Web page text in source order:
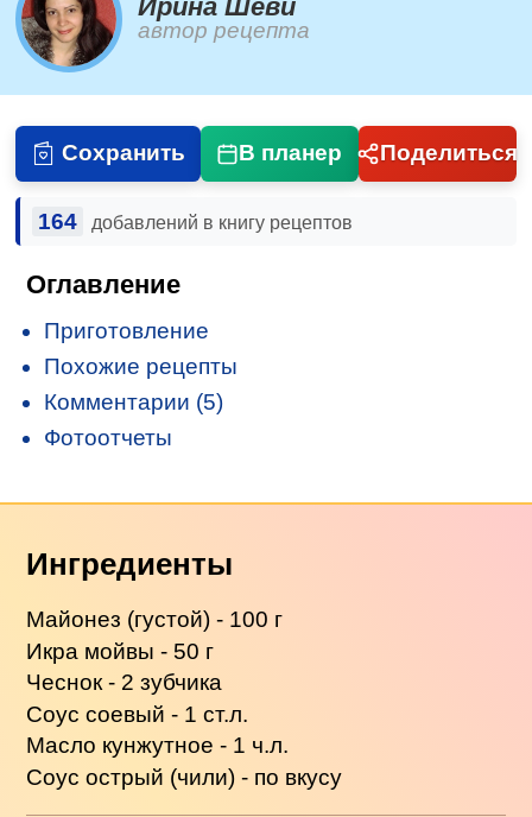
Ирина Шеви
автор рецепта
Сохранить В планер Поделиться
164 добавлений в книгу рецептов
Оглавление
Приготовление
Похожие рецепты
Комментарии (5)
Фотоотчеты
Ингредиенты
Майонез (густой) - 100 г
Икра мойвы - 50 г
Чеснок - 2 зубчика
Соус соевый - 1 ст.л.
Масло кунжутное - 1 ч.л.
Соус острый (чили) - по вкусу